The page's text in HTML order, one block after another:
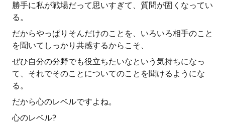
勝手に私が戦場だって思いすぎて、質問が固くなってい
る。
だからやっぱりそんだけのことを、いろいろ相手のこと
を聞いてしっかり共感するからこそ、
ぜひ自分の分野でも役立ちたいなという気持ちになっ
て、それでそのことについてのことを聞けるようにな
る。
だから心のレベルですよね。
心のレベル?